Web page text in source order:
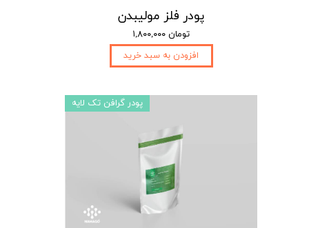
پودر فلز مولیبدن
۱,۸۰۰,۰۰۰ تومان
افزودن به سبد خرید
پودر گرافن تک لایه